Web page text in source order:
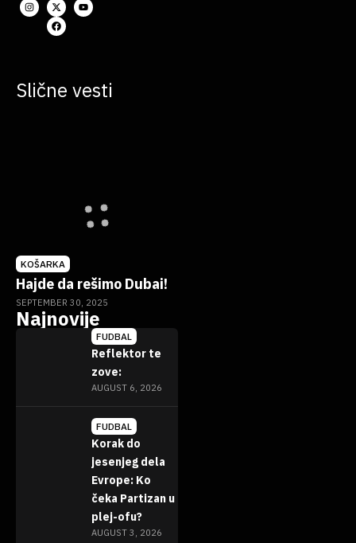
Slične vesti
KOŠARKA
Hajde da rešimo Dubai!
SEPTEMBER 30, 2025
Najnovije
FUDBAL
Reflektor te
zove:
AUGUST 6, 2026
FUDBAL
Korak do
jesenjeg dela
Evrope: Ko
čeka Partizan u
plej-ofu?
AUGUST 3, 2026